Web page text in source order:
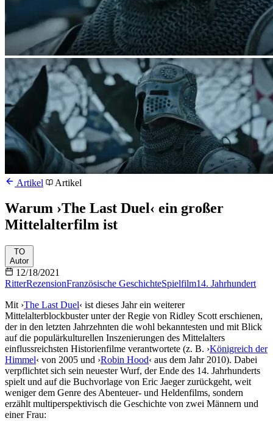
Artikel Artikel
Warum ›The Last Duel‹ ein großer
Mittelalterfilm ist
TO
Autor
12/18/2021
RitterRezensionFranzösische GeschichteSpielfilm14. Jahrhundert
Mit ›The Last Duel‹ ist dieses Jahr ein weiterer
Mittelalterblockbuster unter der Regie von Ridley Scott erschienen,
der in den letzten Jahrzehnten die wohl bekanntesten und mit Blick
auf die populärkulturellen Inszenierungen des Mittelalters
einflussreichsten Historienfilme verantwortete (z. B. ›Königreich der
Himmel‹ von 2005 und ›Robin Hood‹ aus dem Jahr 2010). Dabei
verpflichtet sich sein neuester Wurf, der Ende des 14. Jahrhunderts
spielt und auf die Buchvorlage von Eric Jaeger zurückgeht, weit
weniger dem Genre des Abenteuer- und Heldenfilms, sondern
erzählt multiperspektivisch die Geschichte von zwei Männern und
einer Frau: